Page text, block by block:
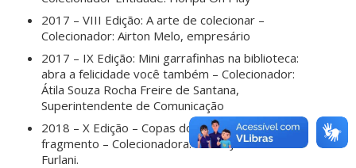
2017 – VIII Edição: A arte de colecionar –
Colecionador: Airton Melo, empresário
2017 – IX Edição: Mini garrafinhas na biblioteca:
abra a felicidade você também – Colecionador:
Átila Souza Rocha Freire de Santana,
Superintendente de Comunicação
2018 – X Edição – Copas do Mundo Fifa: um
fragmento – Colecionadora: Profa. Jimena
Furlani.